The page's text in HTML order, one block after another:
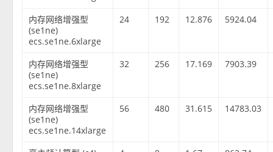
内存网络增强型
(se1ne)
ecs.se1ne.6xlarge
24 192 12.876 5924.04
内存网络增强型
(se1ne)
ecs.se1ne.8xlarge
32 256 17.169 7903.39
内存网络增强型
(se1ne)
ecs.se1ne.14xlarge
56 480 31.615 14783.03